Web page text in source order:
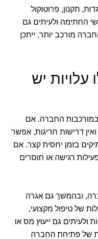
תקנון, פרוטוקול
החתימה ולעיתים גם
מורכב יותר, ייתכן
עלויות יש
החברה. אם
דרישות חריגות, אפשר
בזמן יחסית קצר. אם
רגישה או חוסרים
ובהמשך גם אגרה
של טיפול מקצועי,
ולעיתים גם ייעוץ מס או
של פתיחת החברה